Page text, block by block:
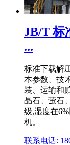
JB/T 标
...
标准下载解
本参数、技
装、运输和
晶石、萤石
级,湿度在
机。
联系电话: